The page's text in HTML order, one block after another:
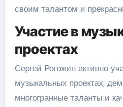
своим талантом и
Участие в
проектах
Сергей Рогожин активно
музыкальных проектах,
многогранные таланты и